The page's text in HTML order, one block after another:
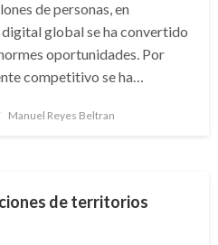
de personas, en
global se ha convertido
oportunidades. Por
competitivo se ha…
Manuel Reyes Beltran
de territorios